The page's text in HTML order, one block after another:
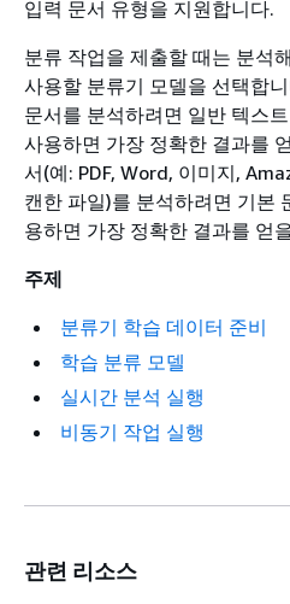
입력 문서 유형을 지원합니다.
분류 작업을 제출할 때는 분석
사용할 분류기 모델을 선택합
문서를 분석하려면 일반 텍스
사용하면 가장 정확한 결과를
서(예: PDF, Word, 이미지,
캔한 파일)를 분석하려면 기본
용하면 가장 정확한 결과를 얻
주제
분류기 학습 데이터 준비
학습 분류 모델
실시간 분석 실행
비동기 작업 실행
관련 리소스